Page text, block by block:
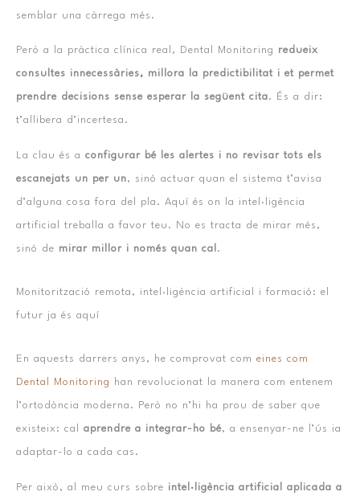
semblar una càrrega més.
Però a la pràctica clínica real, Dental Monitoring redueix
consultes innecessàries, millora la predictibilitat i et permet
prendre decisions sense esperar la següent cita. És a dir:
t’allibera d’incertesa.
La clau és a configurar bé les alertes i no revisar tots els
escanejats un per un, sinó actuar quan el sistema t’avisa
d’alguna cosa fora del pla. Aquí és on la intel·ligència
artificial treballa a favor teu. No es tracta de mirar més,
sinó de mirar millor i només quan cal .
Monitorització remota, intel·ligència artificial i formació: el
futur ja és aquí
En aquests darrers anys, he comprovat com eines com
Dental Monitoring han revolucionat la manera com entenem
l’ortodòncia moderna. Però no n’hi ha prou de saber que
existeix: cal aprendre a integrar-ho bé, a ensenyar-ne l’ús ia
adaptar-lo a cada cas.
Per això, al meu curs sobre intel·ligència artificial aplicada a